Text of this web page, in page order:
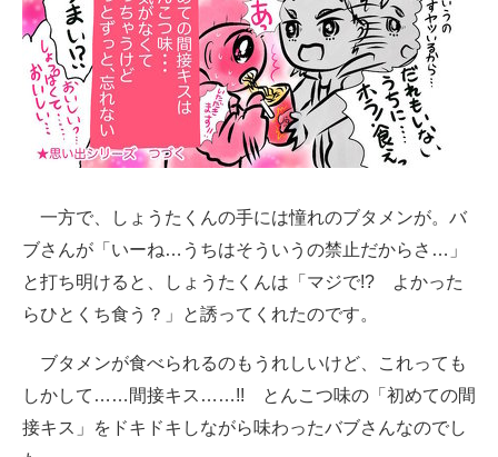
一方で、しょうたくんの手には憧れのブタメンが。バ
ブさんが「いーね…うちはそういうの禁止だからさ…」
と打ち明けると、しょうたくんは「マジで!? よかった
らひとくち食う？」と誘ってくれたのです。
ブタメンが食べられるのもうれしいけど、これっても
しかして……間接キス……!! とんこつ味の「初めての間
接キス」をドキドキしながら味わったバブさんなのでし